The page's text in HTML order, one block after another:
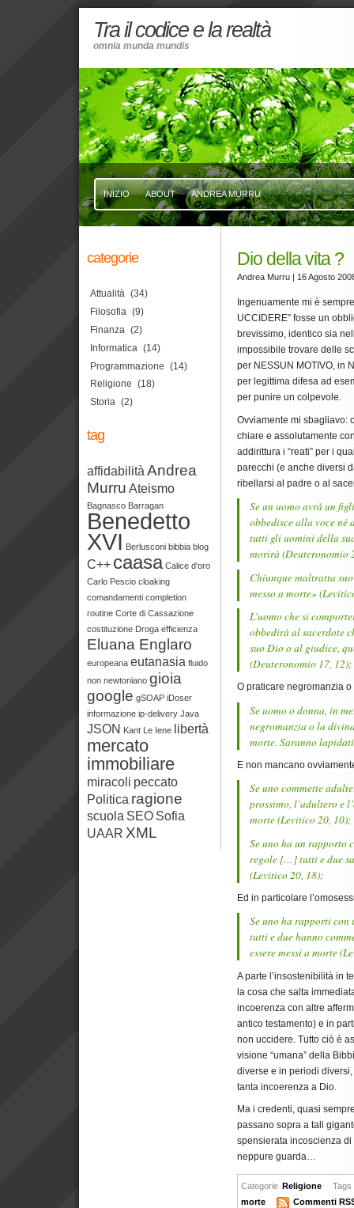
Tra il codice e la realtà
omnia munda mundis
INIZIO ABOUT ANDREA MURRU
Dio della vita ?
Andrea Murru | 16 Agosto
Ingenuamente mi è
UCCIDERE” fosse un
brevissimo, identico sia
impossibile trovare delle
per NESSUN MOTIVO, in
per legittima difesa ad
per punire un colpevole.
Ovviamente mi sbagliavo:
chiare e assolutamente
addirittura i “reati” per i
parecchi (e anche diversi
ribellarsi al padre o al
Se un uomo avrà un
obbedisce alla voce
tutti gli uomini della
morirà (Deuteronomio
Chiunque maltratta
messo a morte»
L’uomo che si
obbedirà al sacerdote
suo Dio o al giudice,
(Deuteronomio 17, 12);
O praticare negromanzia
Se uomo o donna, in
negromanzia o la
morte. Saranno
E non mancano
Se uno commette
prossimo, l’adultero e
morte(Levitico 20, 10);
Se uno ha un rapporto
regole […] tutti e due
(Levitico 20, 18);
Ed in particolare
Se uno ha rapporti con
tutti e due hanno
essere messi a morte
A parte l’insostenibilità in
la cosa che salta
incoerenza con altre
antico testamento) e in
non uccidere. Tutto ciò è
visione “umana” della
diverse e in periodi
tanta incoerenza a Dio.
Ma i credenti, quasi
passano sopra a tali
spensierata incoscienza
neppure guarda…
Categorie Religione
Tags
morte
Commenti
categorie
Attualità (34)
Filosofia (9)
Finanza (2)
Informatica (14)
Programmazione (14)
Religione (18)
Storia (2)
tag
affidabilità Andrea
Murru Ateismo
Bagnasco Barragan
Benedetto
XVI Berlusconi bibbia blog
C++ caasa Calice d'oro
Carlo Pescio cloaking
comandamenti completion
routine Corte di Cassazione
costituzione Droga efficienza
Eluana Englaro
europeana eutanasia fluido
non newtoniano gioia
google gSOAP iDoser
informazione ip-delivery Java
JSON Kant Le Iene libertà
mercato
immobiliare
miracoli peccato
Politica ragione
scuola SEO Sofia
UAAR XML